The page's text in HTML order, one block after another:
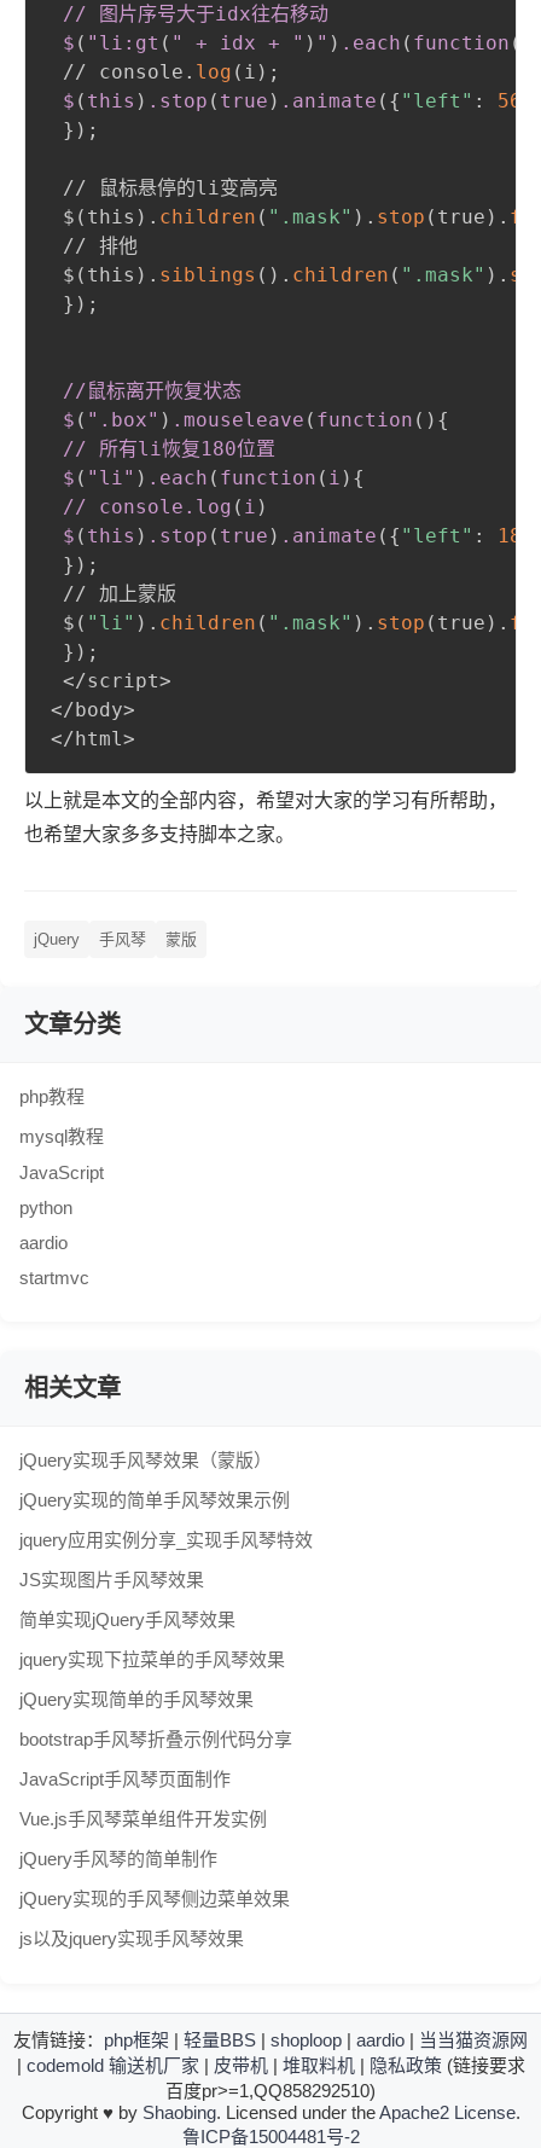
// 图片序号大于idx往右移动
$ ( "li :gt ( " + idx + " ) " ) .each ( function (
// console. log ( i ) ;
$ ( this ) .stop ( true ) .animate ( { "left" :
560
} ) ;
// 鼠标悬停的li变高亮
$ ( this ) . children ( ".mask" ) . stop ( true ) .
// 排他
$ ( this ) . siblings ( ) . children ( ".mask" ) .
} ) ;
//鼠标离开恢复状态
$ ( " .box" ) .mouseleave ( function ( ) {
// 所有li恢复180位置
$ ( "li" ) .each ( function ( i ) {
// console .log ( i )
$ ( this ) .stop ( true ) .animate ( { "left" :
180
} ) ;
// 加上蒙版
$ ( "li" ) . children ( ".mask" ) . stop ( true ) .
} ) ;
</script>
</body>
</html>
以上就是本文的全部内容，希望对大家的学习有所帮助，
也希望大家多多支持脚本之家。
jQuery 手风琴 蒙版
文章分类
php教程
mysql教程
JavaScript
python
aardio
startmvc
相关文章
jQuery实现手风琴效果（蒙版）
jQuery实现的简单手风琴效果示例
jquery应用实例分享_实现手风琴特效
JS实现图片手风琴效果
简单实现jQuery手风琴效果
jquery实现下拉菜单的手风琴效果
jQuery实现简单的手风琴效果
bootstrap手风琴折叠示例代码分享
JavaScript手风琴页面制作
Vue.js手风琴菜单组件开发实例
jQuery手风琴的简单制作
jQuery实现的手风琴侧边菜单效果
js以及jquery实现手风琴效果
友情链接： php框架 | 轻量BBS | shoploop | aardio | 当当猫资源网
| codemold 输送机厂家 | 皮带机| 堆取料机| 隐私政策 (链接要求
百度pr>=1,QQ858292510)
Copyright ♥ by Shaobing. Licensed under theApache2 License.
鲁ICP备15004481号-2